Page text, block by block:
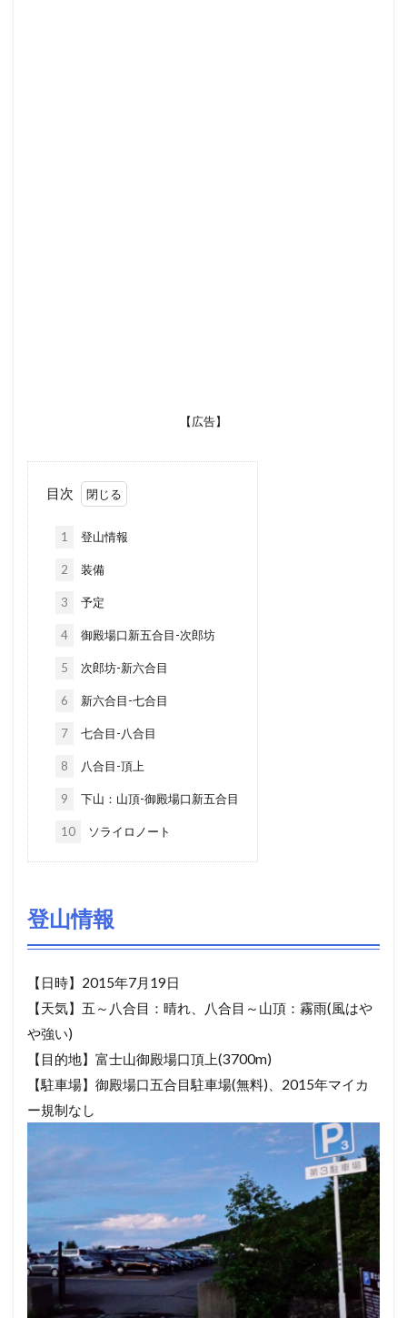
【広告】
目次
1 登山情報
2 装備
3 予定
4 御殿場口新五合目-次郎坊
5 次郎坊-新六合目
6 新六合目-七合目
7 七合目-八合目
8 八合目-頂上
9 下山：山頂-御殿場口新五合目
10 ソライロノート
登山情報
【日時】2015年7月19日
【天気】五～八合目：晴れ、八合目～山頂：霧雨(風はや
や強い)
【目的地】富士山御殿場口頂上(3700m)
【駐車場】御殿場口五合目駐車場(無料)、2015年マイカ
ー規制なし